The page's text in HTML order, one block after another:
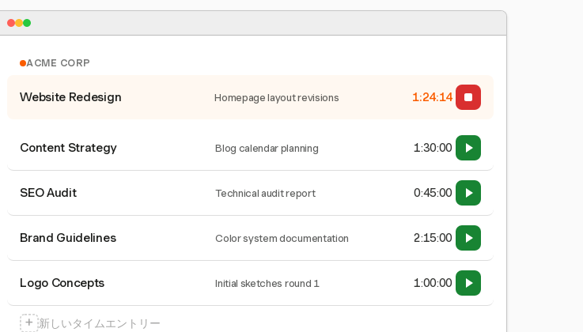
ACME CORP
Website Redesign Homepage layout revisions 1:24:15
Content Strategy Blog calendar planning 1:30:00
SEO Audit Technical audit report 0:45:00
Brand Guidelines Color system documentation 2:15:00
Logo Concepts Initial sketches round 1 1:00:00
+ 新しいタイムエントリー